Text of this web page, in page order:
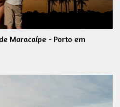
Maracaípe - Porto em